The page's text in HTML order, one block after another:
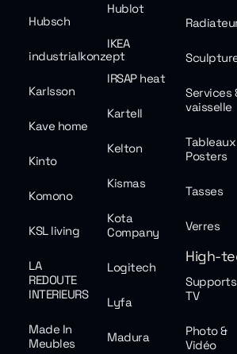
Hublot
Hubsch
IKEA
industrialkonzept
IRSAP heat
Karlsson
Kartell
Kave home
Kelton
Kinto
Kismas
Komono
Kota
Company
KSL living
LA
REDOUTE
INTERIEURS
Logitech
Lyfa
Made In
Meubles
Madura
Services
vaisselle
Tableaux
Posters
Tasses
Verres
High-
Supports
TV
Photo &
Vidéo